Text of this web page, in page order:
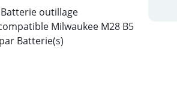
Batterie outillage
Milwaukee M28 B5
Batterie(s)